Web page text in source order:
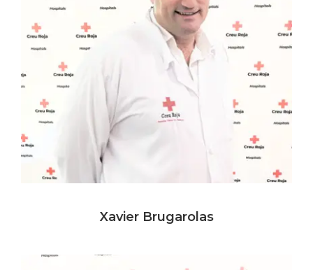
Xavier Brugarolas